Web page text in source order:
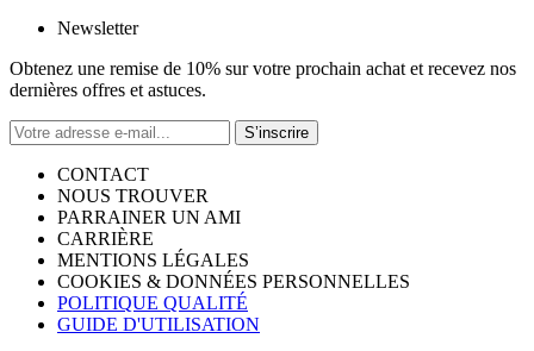
Newsletter
Obtenez une remise de 10% sur votre prochain achat et recevez nos
dernières offres et astuces.
S’inscrire
CONTACT
NOUS TROUVER
PARRAINER UN AMI
CARRIÈRE
MENTIONS LÉGALES
COOKIES & DONNÉES PERSONNELLES
POLITIQUE QUALITÉ
GUIDE D'UTILISATION